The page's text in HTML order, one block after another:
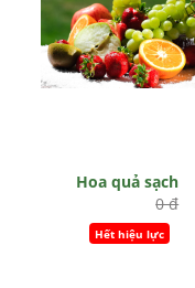
Hoa quả sạch
0 đ
Hết hiệu lực